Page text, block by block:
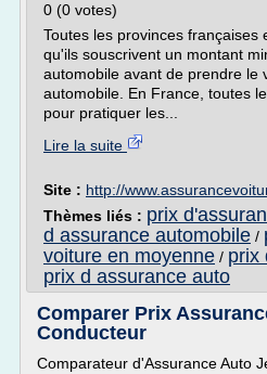
0 (0 votes)
Toutes les provinces françaises
qu'ils souscrivent un montant
automobile avant de prendre le
automobile. En France, toutes
pour pratiquer les...
Lire la suite
Site : http://
Thèmes liés : prix
d assurance automobile /
voiture en moyenne / prix
prix d assurance auto
Comparer Prix
Conducteur
Comparateur d'Assurance Auto